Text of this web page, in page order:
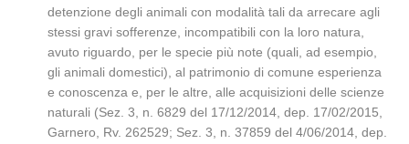
detenzione degli animali con modalità tali da arrecare agli
stessi gravi sofferenze, incompatibili con la loro natura,
avuto riguardo, per le specie più note (quali, ad esempio,
gli animali domestici), al patrimonio di comune esperienza
e conoscenza e, per le altre, alle acquisizioni delle scienze
naturali (Sez. 3, n. 6829 del 17/12/2014, dep. 17/02/2015,
Garnero, Rv. 262529; Sez. 3, n. 37859 del 4/06/2014, dep.